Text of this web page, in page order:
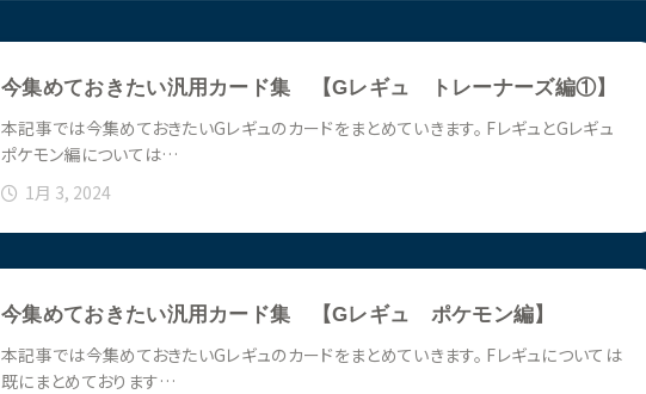
今集めておきたい汎用カード集 【Gレギュ トレーナーズ編①】
本記事では今集めておきたいGレギュのカードをまとめていきます。 FレギュとGレギュ
ポケモン編については…
1月 3, 2024
今集めておきたい汎用カード集 【Gレギュ ポケモン編】
本記事では今集めておきたいGレギュのカードをまとめていきます。 Fレギュについては
既にまとめております…